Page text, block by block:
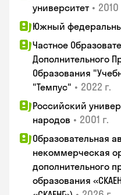
университет • 2010
Южный
Частное
Дополнительного
Образования
"Темпус" • 2022 г.
Российский
народов • 2001 г.
Образовательная
некоммерческая
дополнительного
образования